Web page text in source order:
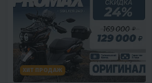
ХИТ ПРОДАЖ